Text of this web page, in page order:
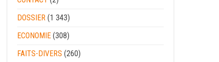
DOSSIER (1 343)
ECONOMIE (308)
FAITS-DIVERS (260)